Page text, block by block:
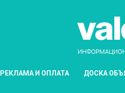
РЕКЛАМА И ОПЛАТА ДОСКА